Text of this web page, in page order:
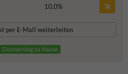
10,0%
per E-Mail weiterleiten
Donnerstag zu Hause